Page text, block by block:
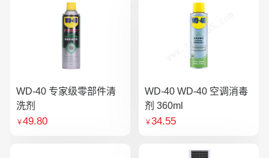
WD-40 专家级零部件清
洗剂
￥49.80
WD-40 WD-40 空调消毒
剂 360ml
￥34.55